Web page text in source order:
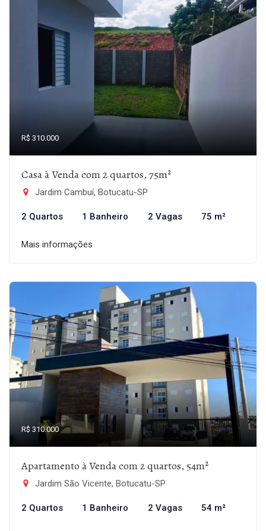
R$ 310.000
Casa à Venda com 2 quartos, 75m²
Jardim Cambuí, Botucatu-SP
2 Quartos 1 Banheiro 2 Vagas 75 m²
Mais informações
R$ 310.000
Apartamento à Venda com 2 quartos, 54m²
Jardim São Vicente, Botucatu-SP
2 Quartos 1 Banheiro 2 Vagas 54 m²